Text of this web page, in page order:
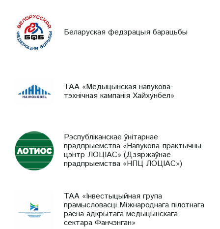
Беларуская федэрацыя барацьбы
ТАА «Медыцынская навукова-
тэхнічная кампанія Хайхунбел»
Рэспубліканскае ўнітарнае
прадпрыемства «Навукова-практычны
цэнтр ЛОЦІАС» (Дзяржаўнае
прадпрыемства «НПЦ ЛОЦІАС»)
ТАА «Інвестыцыйная група
прамысловасці Міжнароднага пілотнага
раёна адкрытага медыцынскага
сектара Фанчэнган»